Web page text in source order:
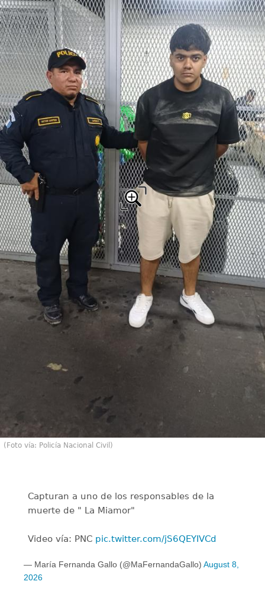
(Foto vía: Policía Nacional Civil)
Capturan a uno de los responsables de la
muerte de " La Miamor"
Video vía: PNC pic.twitter.com/jS6QEYIVCd
— María Fernanda Gallo (@MaFernandaGallo) August 8,
2026